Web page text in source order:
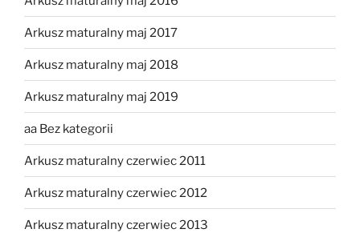
Arkusz maturalny maj 2017
Arkusz maturalny maj 2018
Arkusz maturalny maj 2019
aa Bez kategorii
Arkusz maturalny czerwiec 2011
Arkusz maturalny czerwiec 2012
Arkusz maturalny czerwiec 2013